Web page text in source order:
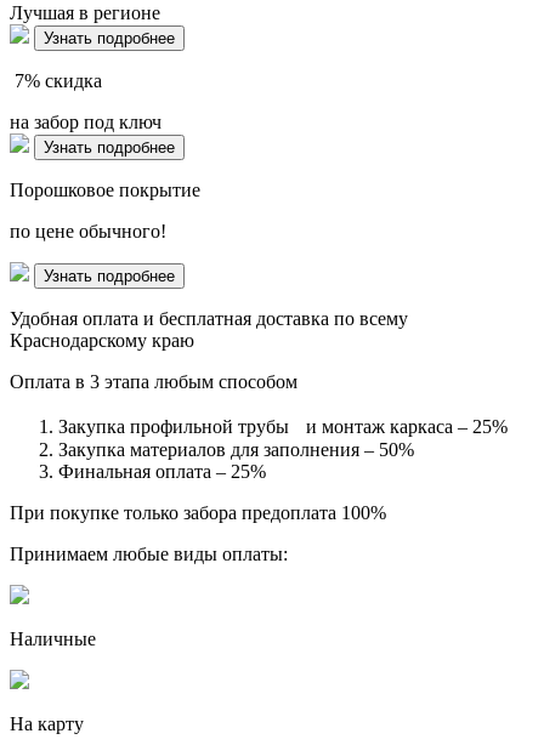
Лучшая в регионе
Узнать подробнее
7% скидка
на забор под ключ
Узнать подробнее
Порошковое покрытие
по цене обычного!
Узнать подробнее
Удобная оплата и бесплатная доставка по всему
Краснодарскому краю
Оплата в 3 этапа любым способом
Закупка профильной трубы и монтаж каркаса – 25%
Закупка материалов для заполнения – 50%
Финальная оплата – 25%
При покупке только забора предоплата 100%
Принимаем любые виды оплаты:
Наличные
На карту